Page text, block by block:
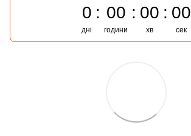
0
дні
00
години
00
хв
00
сек